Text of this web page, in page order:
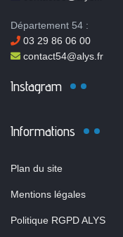
Département 54 :
03 29 86 06 00
contact54@alys.fr
Instagram
Informations
Plan du site
Mentions légales
Politique RGPD ALYS